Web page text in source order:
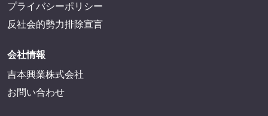
プライバシーポリシー
反社会的勢力排除宣言
会社情報
吉本興業株式会社
お問い合わせ